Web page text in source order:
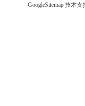
GoogleSitemap 技术支